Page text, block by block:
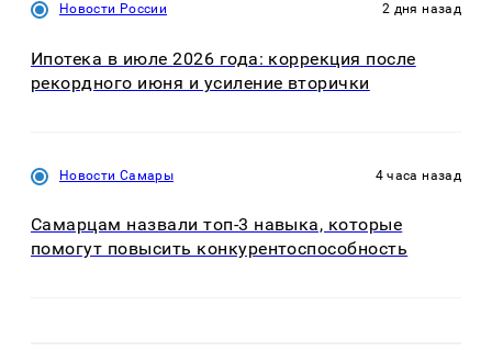
Новости России 2 дня назад
Ипотека в июле 2026 года: коррекция после
рекордного июня и усиление вторички
Новости Самары 4 часа назад
Самарцам назвали топ-3 навыка, которые
помогут повысить конкурентоспособность